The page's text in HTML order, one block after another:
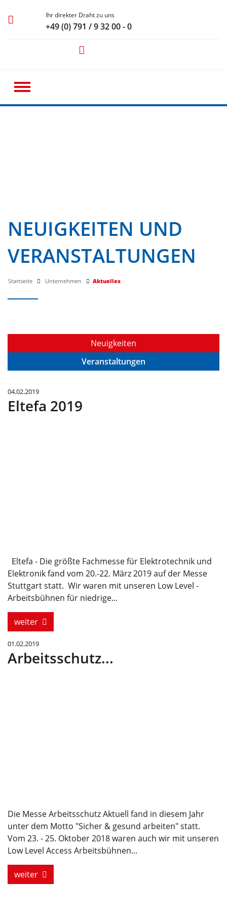
Ihr direkter Draht zu uns
+49 (0) 791 / 9 32 00 - 0
NEUIGKEITEN UND
VERANSTALTUNGEN
Startseite Unternehmen Aktuelles
Neuigkeiten
Veranstaltungen
04.02.2019
Eltefa 2019
Eltefa - Die größte Fachmesse für Elektrotechnik und
Elektronik fand vom 20.-22. März 2019 auf der Messe
Stuttgart statt. Wir waren mit unseren Low Level -
Arbeitsbühnen für niedrige...
weiter
01.02.2019
Arbeitsschutz...
Die Messe Arbeitsschutz Aktuell fand in diesem Jahr
unter dem Motto "Sicher & gesund arbeiten" statt.
Vom 23. - 25. Oktober 2018 waren auch wir mit unseren
Low Level Access Arbeitsbühnen...
weiter